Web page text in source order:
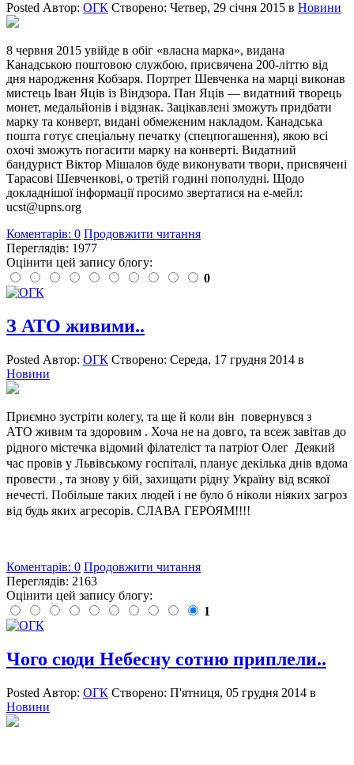
Posted Автор: ОГК Створено: Четвер, 29 січня 2015 в Новини
8 червня 2015 увійде в обіг «власна марка», видана
Канадською поштовою службою, присвячена 200-літтю від
дня народження Кобзаря. Портрет Шевченка на марці виконав
мистець Іван Яців із Віндзора. Пан Яців — видатний творець
монет, медальйонів і відзнак. Зацікавлені зможуть придбати
марку та конверт, видані обмеженим накладом. Канадська
пошта готує спеціальну печатку (спецпогашення), якою всі
охочі зможуть погасити марку на конверті. Видатний
бандурист Віктор Мішалов буде виконувати твори, присвячені
Тарасові Шевченкові, о третій годині пополудні. Щодо
докладнішої інформації просимо звертатися на е-мейл:
ucst@upns.org
Коментарів: 0 Продовжити читання
Переглядів: 1977
Оцінити цей запису блогу:
0
З АТО живими..
Posted Автор: ОГК Створено: Середа, 17 грудня 2014 в
Новини
Приємно зустріти колегу, та ще й коли він повернувся з
АТО живим та здоровим . Хоча не на довго, та всеж завітав до
рідного містечка відомий філателіст та патріот Олег Деякий
час провів у Львівському госпіталі, планує декілька днів вдома
провести , та знову у бій, захищати рідну Україну від всякої
нечесті. Побільше таких людей і не було б ніколи ніяких загроз
від будь яких агресорів. СЛАВА ГЕРОЯМ!!!!
Коментарів: 0 Продовжити читання
Переглядів: 2163
Оцінити цей запису блогу:
1
Чого сюди Небесну сотню приплели..
Posted Автор: ОГК Створено: П'ятниця, 05 грудня 2014 в
Новини